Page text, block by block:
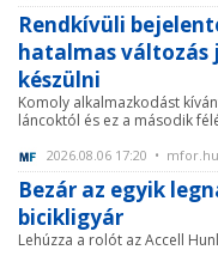
Rendkívüli
hatalmas változás
készülni
Komoly alkalmazkodást
láncoktól és ez a második
2026.08.06 17:20 • mfor.hu
Bezár az egyik
bicikligyár
Lehúzza a rolót az Accell